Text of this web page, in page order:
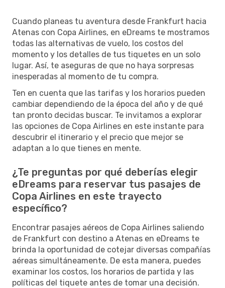
Cuando planeas tu aventura desde Frankfurt hacia
Atenas con Copa Airlines, en eDreams te mostramos
todas las alternativas de vuelo, los costos del
momento y los detalles de tus tiquetes en un solo
lugar. Así, te aseguras de que no haya sorpresas
inesperadas al momento de tu compra.
Ten en cuenta que las tarifas y los horarios pueden
cambiar dependiendo de la época del año y de qué
tan pronto decidas buscar. Te invitamos a explorar
las opciones de Copa Airlines en este instante para
descubrir el itinerario y el precio que mejor se
adaptan a lo que tienes en mente.
¿Te preguntas por qué deberías elegir
eDreams para reservar tus pasajes de
Copa Airlines en este trayecto
específico?
Encontrar pasajes aéreos de Copa Airlines saliendo
de Frankfurt con destino a Atenas en eDreams te
brinda la oportunidad de cotejar diversas compañías
aéreas simultáneamente. De esta manera, puedes
examinar los costos, los horarios de partida y las
políticas del tiquete antes de tomar una decisión.